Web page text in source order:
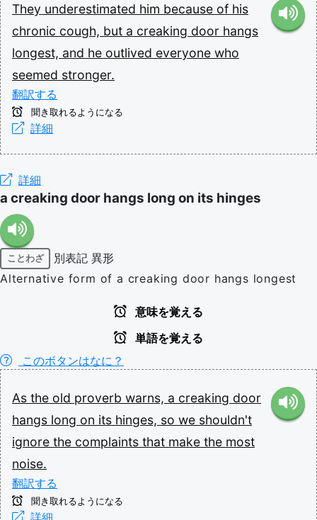
They underestimated him because of his
chronic cough, but a creaking door hangs
longest, and he outlived everyone who
seemed stronger.
翻訳する
聞き取れるようになる
詳細
詳細
a creaking door hangs long on its hinges
ことわざ 別表記 異形
Alternative form of a creaking door hangs longest
意味を覚える
単語を覚える
このボタンはなに？
As the old proverb warns, a creaking door
hangs long on its hinges, so we shouldn't
ignore the complaints that make the most
noise.
翻訳する
聞き取れるようになる
詳細